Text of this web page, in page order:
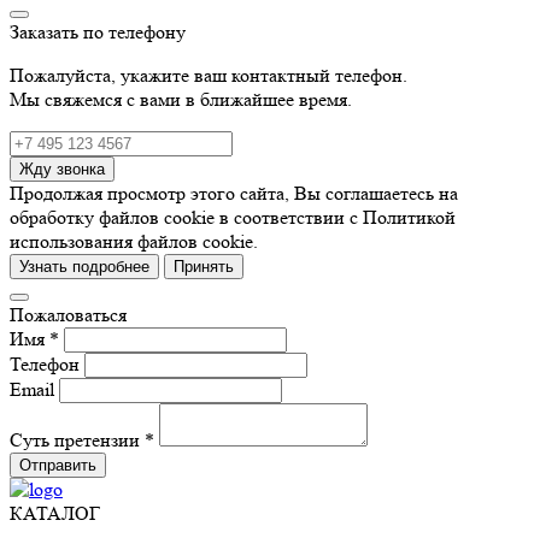
Заказать по телефону
Пожалуйста, укажите ваш контактный телефон.
Мы свяжемся с вами в ближайшее время.
Жду звонка
Продолжая просмотр этого сайта, Вы соглашаетесь на
обработку файлов cookie в соответствии с Политикой
использования файлов cookie.
Узнать подробнее Принять
Пожаловаться
Имя *
Телефон
Email
Суть претензии *
Отправить
КАТАЛОГ